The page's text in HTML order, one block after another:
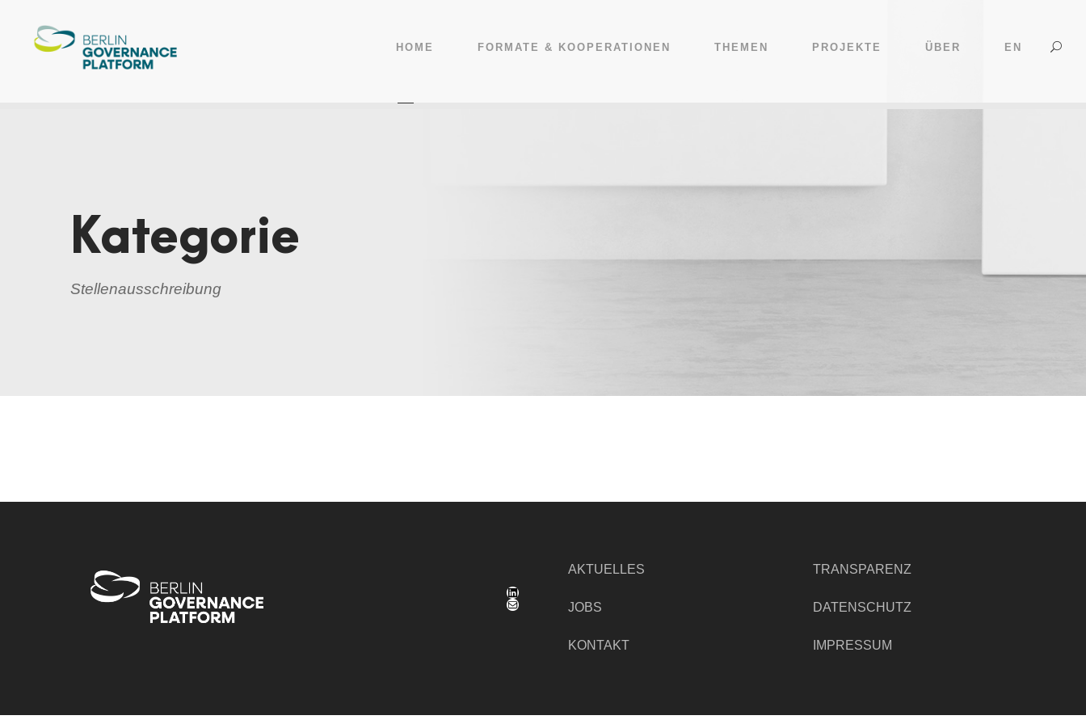
HOME FORMATE & KOOPERATIONEN THEMEN PROJEKTE ÜBER EN
Kategorie
Stellenausschreibung
LinkedIn
E-Mail
AKTUELLES
JOBS
KONTAKT
TRANSPARENZ
DATENSCHUTZ
IMPRESSUM